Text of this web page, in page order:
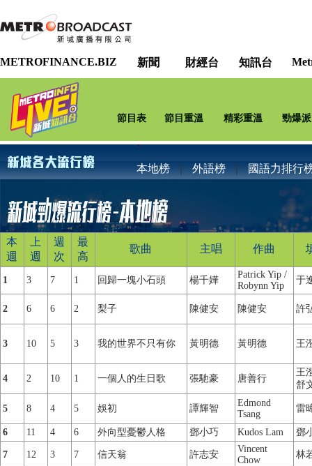
METROFINANCE.BIZ 新聞 財經台 知訊台
節目表 節目重溫 精彩重溫 勁爆
本地榜 外語榜 國語力排行
本
週
上
週
週
次
最
高
歌曲 主唱 作曲
1 3 7 1 回歸一塊小石頭 楊千嬅
Patrick Yip /
Robynn Yip
于
2 6 6 2 梨子 陳健安 陳健安 許
3 10 5 3 我的世界不只有你 黃明德 黃明德 王
4 2 10 1 一個人的生日歌 張馳豪 唐善行
王
舒
5 8 4 5 娛初 譚輝智
Edmond
Tsang
雷
6 11 4 6 外向型憂鬱人格 鄧小巧 Kudos Lam 鄧
7 12 3 7 信天翁 許志安
Vincent
Chow
林